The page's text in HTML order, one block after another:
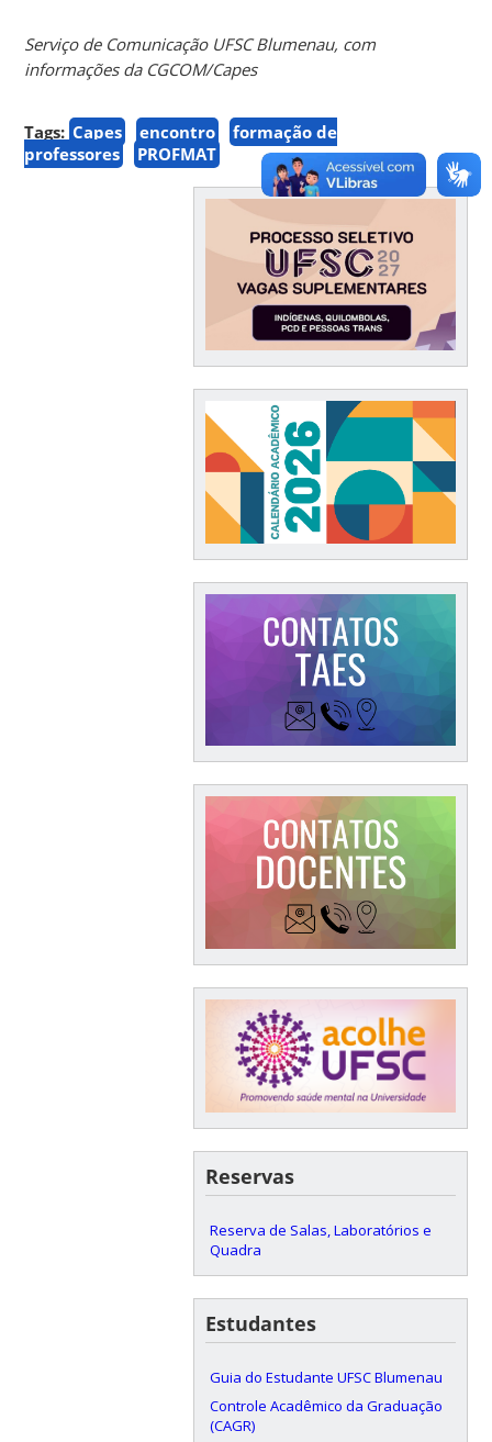
Serviço de Comunicação UFSC Blumenau, com
informações da CGCOM/Capes
Tags: Capes encontro
formação de
professores
PROFMAT
Reservas
Reserva de Salas, Laboratórios e
Quadra
Estudantes
Guia do Estudante UFSC Blumenau
Controle Acadêmico da Graduação
(CAGR)